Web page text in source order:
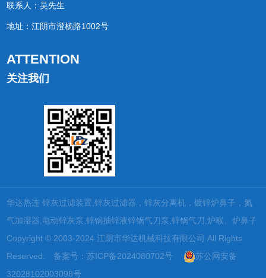
联系人：吴先生
地址：江阴市澄杨路1002号
ATTENTION
关注我们
华达热连 锌灰过滤装置,锌灰过滤器，锌灰分离机，镀锌炉鼻子，氮
气加湿器,电动锌灰泵,锌锅抽锌液锌锅气刀泵,锌锅气刀,炉喉、炉鼻子
Copyright © 2003-2024 江阴市华达机械科技有限公司 All Rights
Reserved. 备案号：苏ICP备2024080702号
苏公网安备
32028102003098号